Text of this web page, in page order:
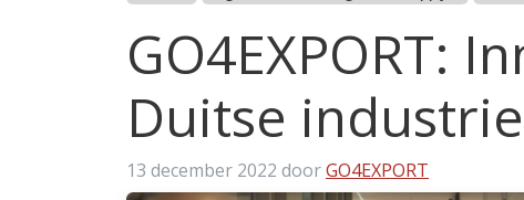
GO4EXPORT:
Duitse
13 december 2022 doorGO4EXPORT